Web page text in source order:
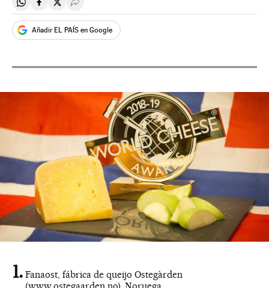
Compartir en Whatsapp
Compartir en Facebook
Compartir en Twitter
Desplegar Redes Sociales
Añadir EL PAÍS en Google
Fanaost, fábrica de queijo Ostegàrden